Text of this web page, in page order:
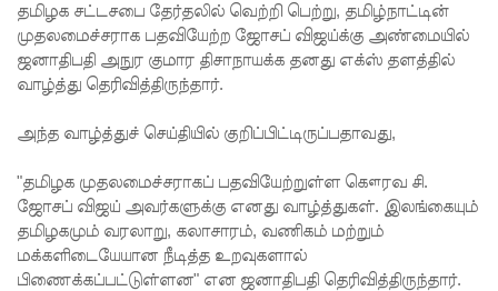
சிறைச்சா
லையை
சுற்றி
பலத்த
லலித் -
குகன்
காணாமற்
தமிழக சட்டசபை தேர்தலில் வெற்றி பெற்று, தமிழ்நாட்டின்
முதலமைச்சராக பதவியேற்ற ஜோசப் விஜய்க்கு அண்மையில்
ஜனாதிபதி அநுர குமார திசாநாயக்க தனது எக்ஸ் தளத்தில்
வாழ்த்து தெரிவித்திருந்தார்.
அந்த வாழ்த்துச் செய்தியில் குறிப்பிட்டிருப்பதாவது,
"தமிழக முதலமைச்சராகப் பதவியேற்றுள்ள கௌரவ சி.
ஜோசப் விஜய் அவர்களுக்கு எனது வாழ்த்துகள். இலங்கையும்
தமிழகமும் வரலாறு, கலாசாரம், வணிகம் மற்றும்
மக்களிடையேயான நீடித்த உறவுகளால்
பிணைக்கப்பட்டுள்ளன" என ஜனாதிபதி தெரிவித்திருந்தார்.